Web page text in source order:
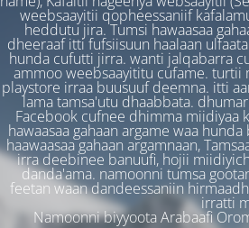
weebsaayitii qopheessaniif
heddutu jira. Tumsi hawaasaa
dheeraaf itti fufsiisuun haalaan
hunda cufutti jirra. wanti jalqabarra
ammoo weebsaayititu cufame.
playstore irraa buusuuf deemna. itti
lama tamsa'utu dhaabbata.
Facebook cufnee dhimma miidiyaa
hawaasaa gahaan argame waa
haawaasaa gahaan argamnaan,
irra deebinee banuufi, hojii
danda'ama. namoonni tumsa
feetan waan dandeessaniin
irratti
Namoonni biyyoota Arabaafi